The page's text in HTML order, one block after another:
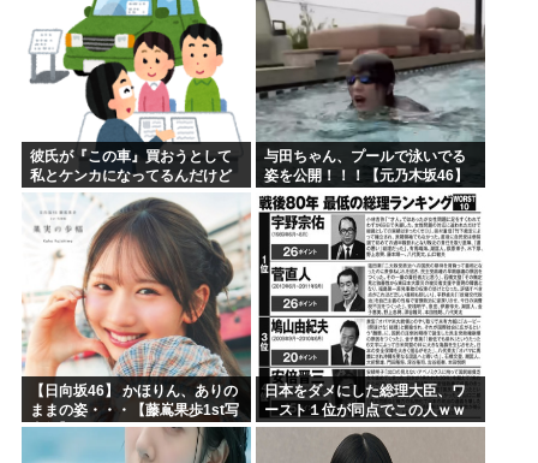
彼氏が『この車』買おうとして
私とケンカになってるんだけど
ｗｗｗｗｗｗ
与田ちゃん、プールで泳いでる
姿を公開！！！【元乃木坂46】
【日向坂46】 かほりん、ありの
ままの姿・・・【藤嶌果歩1st写
真集】
日本をダメにした総理大臣、ワ
ースト１位が同点でこの人ｗｗ
ｗｗｗｗ